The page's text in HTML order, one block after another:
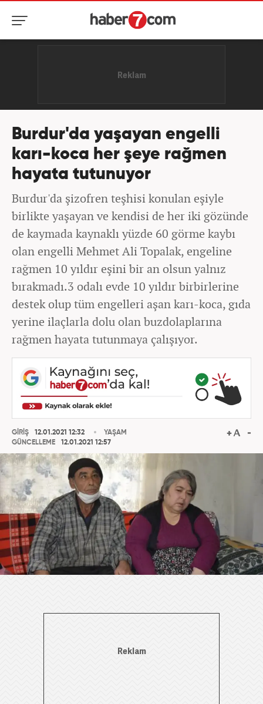
Burdur'da yaşayan engelli
karı-koca her şeye rağmen
hayata tutunuyor
Burdur'da şizofren teşhisi konulan eşiyle
birlikte yaşayan ve kendisi de her iki gözünde
de kaymada kaynaklı yüzde 60 görme kaybı
olan engelli Mehmet Ali Topalak, engeline
rağmen 10 yıldır eşini bir an olsun yalnız
bırakmadı.3 odalı evde 10 yıldır birbirlerine
destek olup tüm engelleri aşan karı-koca, gıda
yerine ilaçlarla dolu olan buzdolaplarına
rağmen hayata tutunmaya çalışıyor.
GİRİŞ
12.01.2021 12:32
GÜNCELLEME
12.01.2021 12:57
YAŞAM